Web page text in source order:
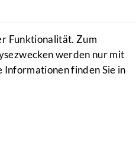
Funktionalität. Zum
werden nur mit
finden Sie in
Anfragen
Anfragen
10715/J
nicht